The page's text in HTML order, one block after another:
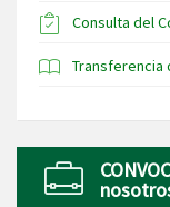
Consulta del
Transferencia